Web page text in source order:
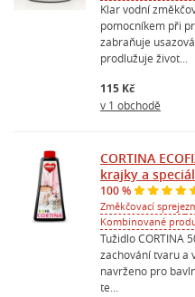
Klar vodní
pomocníkem při
zabraňuje
prodlužuje život...
115 Kč
v 1 obchodě
CORTINA
krajky a
100 %
Změkčovací spreje
Kombinované
Tužidlo CORTINA
zachování tvaru a
navrženo pro
te...